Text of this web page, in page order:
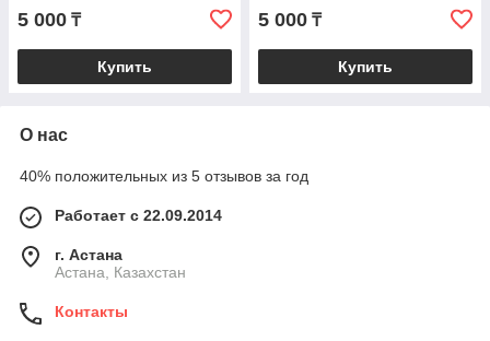
5 000 ₸
Купить
5 000 ₸
Купить
О нас
40% положительных из 5 отзывов за год
Работает с 22.09.2014
г. Астана
Астана, Казахстан
Контакты